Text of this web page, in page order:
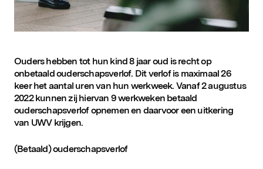
Ouders hebben tot hun kind 8 jaar oud is recht op
onbetaald ouderschapsverlof. Dit verlof is maximaal 26
keer het aantal uren van hun werkweek. Vanaf 2 augustus
2022 kunnen zij hiervan 9 werkweken betaald
ouderschapsverlof opnemen en daarvoor een uitkering
van UWV krijgen.
(Betaald) ouderschapsverlof